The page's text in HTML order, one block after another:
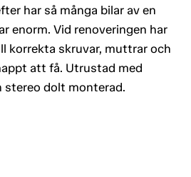
har så många bilar av en
enorm. Vid renoveringen har
korrekta skruvar, muttrar och
att få. Utrustad med
stereo dolt monterad.